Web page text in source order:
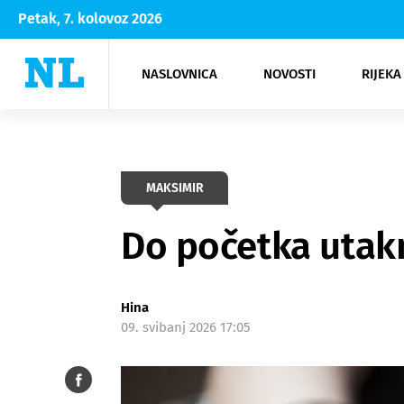
Petak, 7. kolovoz 2026
NASLOVNICA NOVOSTI
Rijeka Opatija
NK
Moda
Kultura
MAKSIMIR
Do početka
Hina
09. svibanj 2026 17:05